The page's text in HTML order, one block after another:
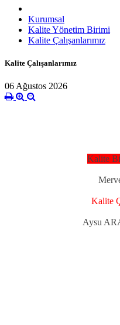
Kurumsal
Kalite Yönetim Birimi
Kalite Çalışanlarımız
Kalite Çalışanlarımız
06 Ağustos 2026
Kalite
Kalite
Aysu